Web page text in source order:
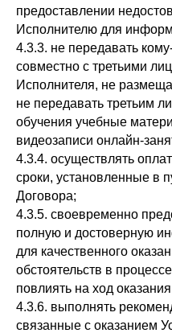
предоставлении
Исполнителю для
4.3.3. не передавать
совместно с третьими
Исполнителя, не
не передавать третьим
обучения учебные
видеозаписи онлайн-
4.3.4. осуществлять
сроки, установленные в
Договора;
4.3.5. своевременно
полную и достоверную
для качественного
обстоятельств в
повлиять на ход
4.3.6. выполнять
связанные с оказанием